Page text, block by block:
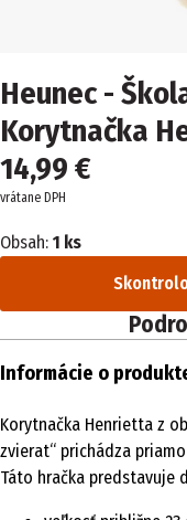
Heunec -
Korytnačka
14,99 €
vrátane DPH
Obsah: 1 ks
Informácie o
Korytnačka Henrietta z
zvierat“ prichádza
Táto hračka predstavuje